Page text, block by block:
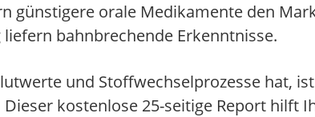
günstigere orale Medikamente den
bahnbrechende Erkenntnisse.
und Stoffwechselprozesse hat,
kostenlose 25-seitige Report hilft